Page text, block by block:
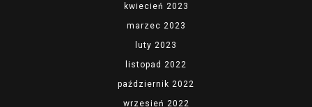
kwiecień 2023
marzec 2023
luty 2023
listopad 2022
październik 2022
wrzesień 2022